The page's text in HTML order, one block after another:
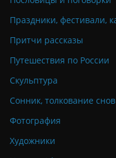
Праздники, фестивали,
Притчи рассказы
Путешествия по России
Скульптура
Сонник, толкование снов
Фотография
Художники